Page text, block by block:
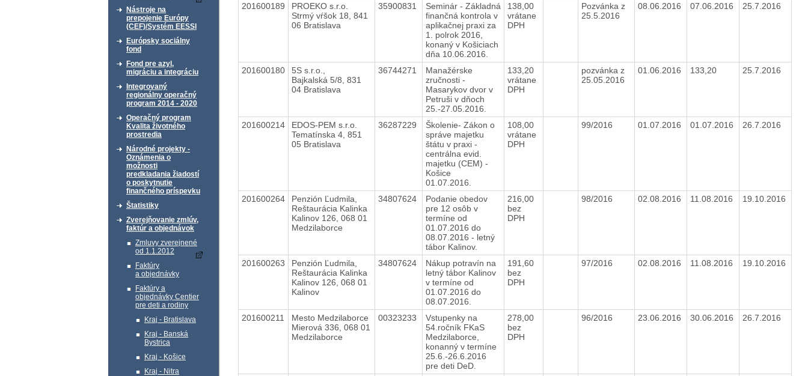
Nástroje na
prepojenie Európy
(CEF)/Systém EESSI
Európsky sociálny
fond
Fond pre azyl,
migráciu a integráciu
Integrovaný
regionálny operačný
program 2014 - 2020
Operačný program
Kvalita životného
prostredia
Národné projekty -
Oznámenia o
možnosti
predkladania žiadostí
o poskytnutie
finančného príspevku
Štatistiky
Zverejňovanie zmlúv,
faktúr a objednávok
Zmluvy zverejnené
od 1.1.2012
Faktúry
a objednávky
Faktúry a
objednávky Centier
pre deti a rodiny
Kraj - Bratislava
Kraj - Banská
Bystrica
Kraj - Košice
Kraj - Nitra
201600189
PROEKO s.r.o.
Strmý vŕšok 18, 841
06 Bratislava
35900831
Seminár - Základná
finančná kontrola v
aplikačnej praxi za
1. polrok 2016,
konaný v Košiciach
dňa 10.06.2016.
138,00
vrátane
DPH
Pozvánka z
25.5.2016
08.06.2016 07.06.2016 25.7.2016
201600180
5S s.r.o.,
Bajkalská 5/8, 831
04 Bratislava
36744271
Manažérske
zručnosti -
Masarykov dvor v
Petruši v dňoch
25.-27.05.2016.
133,20
vrátane
DPH
pozvánka z
25.05.2016
01.06.2016 133,20 25.7.2016
201600214
EDOS-PEM s.r.o.
Tematínska 4, 851
05 Bratislava
36287229
Školenie- Zákon o
správe majetku
štátu v praxi -
centrálna evid.
majetku (CEM) -
Košice
01.07.2016.
108,00
vrátane
DPH
99/2016 01.07.2016 01.07.2016 26.7.2016
201600264
Penzión Ľudmila,
Reštaurácia Kalinka
Kalinov 126, 068 01
Medzilaborce
34807624
Podanie obedov
pre 12 osôb v
termíne od
01.07.2016 do
08.07.2016 - letný
tábor Kalinov.
216,00
bez
DPH
98/2016 02.08.2016 11.08.2016 19.10.2016
201600263
Penzión Ľudmila,
Reštaurácia Kalinka
Kalinov 126, 068 01
Kalinov
34807624
Nákup potravín na
letný tábor Kalinov
v termíne od
01.07.2016 do
08.07.2016.
191,60
bez
DPH
97/2016 02.08.2016 11.08.2016 19.10.2016
201600211
Mesto Medzilaborce
Mierová 336, 068 01
Medzilaborce
00323233
Vstupenky na
54.ročník FKaS
Medzilaborce,
konanný v termíne
25.6.-26.6.2016
pre deti DeD.
278,00
bez
DPH
96/2016 23.06.2016 30.06.2016 26.7.2016